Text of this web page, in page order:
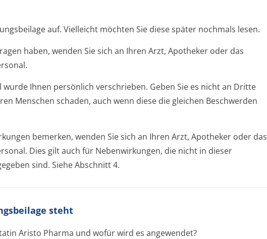
auf. Vielleicht möchten Sie diese später nochmals lesen.
haben, wenden Sie sich an Ihren Arzt, Apotheker oder das
wurde Ihnen persönlich verschrieben. Geben Sie es nicht an Dritte
Menschen schaden, auch wenn diese die gleichen Beschwerden
bemerken, wenden Sie sich an Ihren Arzt, Apotheker oder das
Dies gilt auch für Nebenwirkungen, die nicht in dieser
sind. Siehe Abschnitt 4.
steht
Aristo Pharma und wofür wird es angewendet?